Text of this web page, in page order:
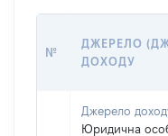
№
ДЖЕРЕЛО
ДОХОДУ
Джерело
Юридична